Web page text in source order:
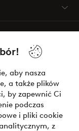
aby nasza
a także plików
by zapewnić Ci
podczas
i pliki cookie
z